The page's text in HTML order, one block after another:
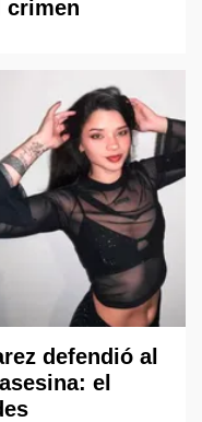
crimen
defendió al
el